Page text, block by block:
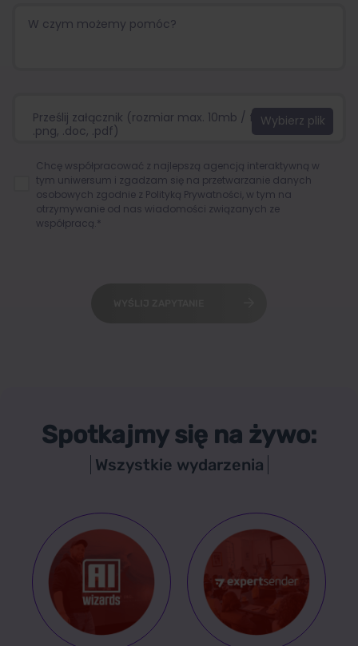
Prześlij załącznik (rozmiar max. 10mb / format:.jpg,
.png, .doc, .pdf)
Chcę współpracować z najlepszą agencją interaktywną w
tym uniwersum i zgadzam się na przetwarzanie danych
osobowych zgodnie z Polityką Prywatności , w tym na
otrzymywanie od nas wiadomości związanych ze
współpracą.*
Spotkajmy się na żywo:
Wszystkie wydarzenia